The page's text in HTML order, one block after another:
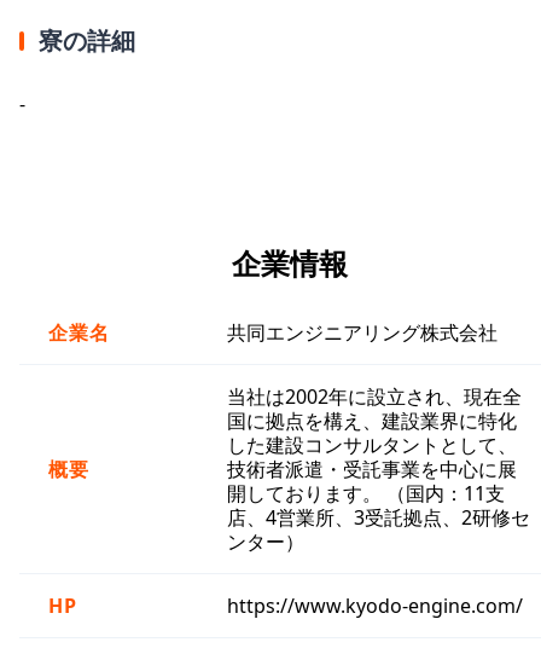
寮の詳細
-
企業情報
企業名 共同エンジニアリング株式会社
概要
当社は2002年に設立され、現在全
国に拠点を構え、建設業界に特化
した建設コンサルタントとして、
技術者派遣・受託事業を中心に展
開しております。 （国内：11支
店、4営業所、3受託拠点、2研修セ
ンター）
HP https://www.kyodo-engine.com/